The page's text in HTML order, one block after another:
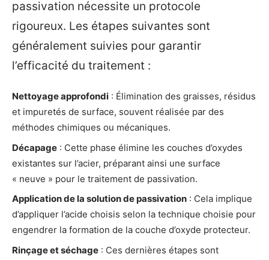
passivation nécessite un protocole
rigoureux. Les étapes suivantes sont
généralement suivies pour garantir
l’efficacité du traitement :
Nettoyage approfondi : Élimination des graisses, résidus
et impuretés de surface, souvent réalisée par des
méthodes chimiques ou mécaniques.
Décapage : Cette phase élimine les couches d’oxydes
existantes sur l’acier, préparant ainsi une surface
« neuve » pour le traitement de passivation.
Application de la solution de passivation : Cela implique
d’appliquer l’acide choisis selon la technique choisie pour
engendrer la formation de la couche d’oxyde protecteur.
Rinçage et séchage : Ces dernières étapes sont